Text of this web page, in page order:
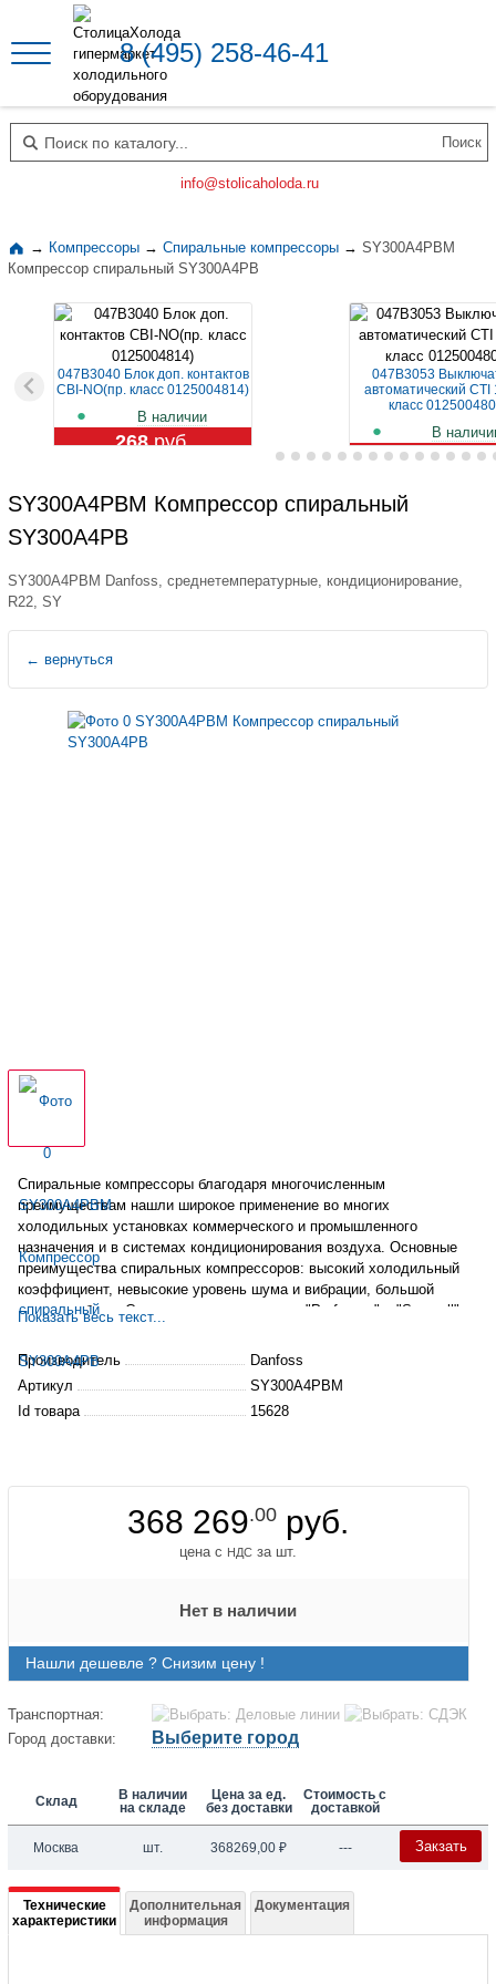
8 (495) 258-46-41
Поиск по каталогу
info@stolicaholoda.ru
→ Компрессоры → Спиральные компрессоры → SY300A4PBM
Компрессор спиральный SY300A4PB
047B3040 Блок доп. контактов
CBI-NO(пр. класс 0125004814)
В наличии
268руб.
047B3053
автоматический CTI
класс
В
1 109 руб.
SY300A4PBM Компрессор спиральный
SY300A4PB
SY300A4PBM Danfoss, среднетемпературные, кондиционирование,
R22, SY
← вернуться
Спиральные компрессоры благодаря многочисленным
преимуществам нашли широкое применение во многих
холодильных установках коммерческого и промышленного
назначения и в системах кондиционирования воздуха. Основные
преимущества спиральных компрессоров: высокий холодильный
коэффициент, невысокие уровень шума и вибрации, большой
ресурс работы. Спиральные компрессоры "Performer" и "Speerall"
превосходя по эффективности другие типы компрессоров.
Показать весь текст...
Производитель
Danfoss
Артикул
SY300A4PBM
Id товара
15628
368 269.00 руб.
цена с НДС за шт.
Нет в наличии
Нашли дешевле ? Снизим цену !
Транспортная:
Город доставки:
Выберите город
Склад
В наличии
на складе
Цена за ед.
без доставки
Стоимость с
доставкой
Москва шт. 368269,00 ₽ --- Закзать
Подробная
информация
Технические
характеристики
Дополнительная
информация
Документация